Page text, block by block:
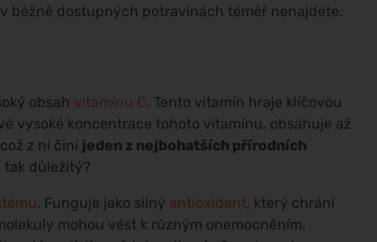
běžně dostupných potravinách téměř nenajdete.
obsah vitamínu C. Tento vitamín hraje klíčovou
vysoké koncentrace tohoto vitamínu, obsahuje až
z ní činí jeden z nejbohatších přírodních
tak důležitý?
. Funguje jako silný antioxidant, který chrání
mohou vést k různým onemocněním,